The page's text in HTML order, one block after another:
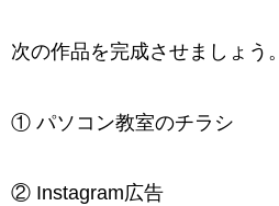
次の作品を完成させましょう。
① パソコン教室のチラシ
② Instagram広告